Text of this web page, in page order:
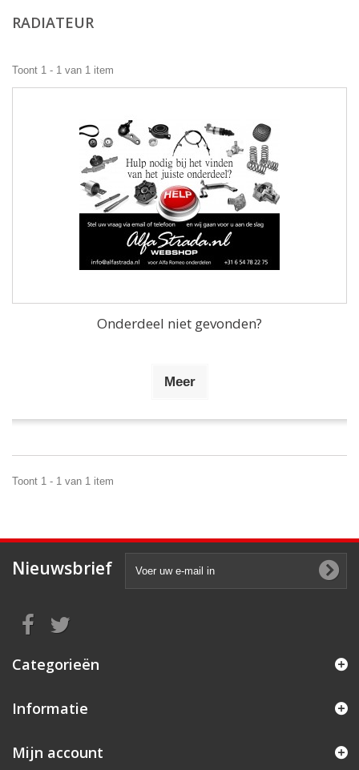
RADIATEUR
Toont 1 - 1 van 1 item
Onderdeel niet gevonden?
Meer
Toont 1 - 1 van 1 item
Nieuwsbrief
Categorieën
Informatie
Mijn account